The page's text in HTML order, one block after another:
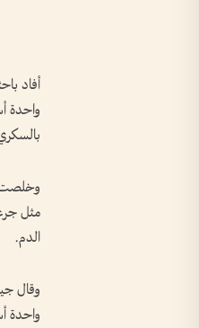
أفاد
واحدة
وخلصت
مثل
الدم.
وقال
واحدة